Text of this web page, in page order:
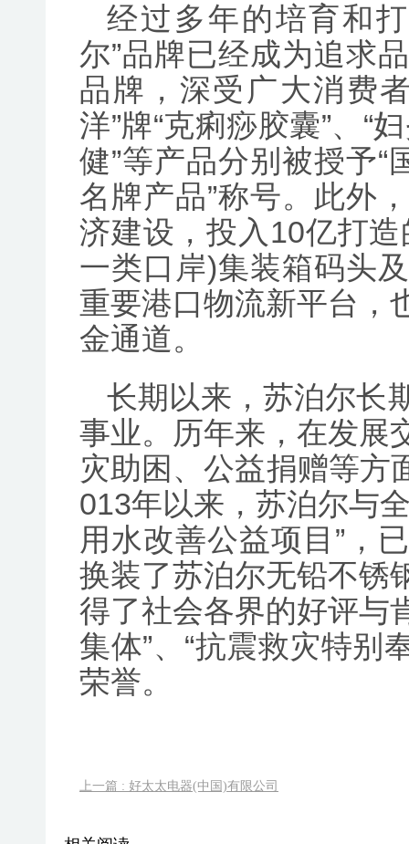
经过多年的培育和
尔”品牌已经成为追求
品牌，深受广大消费
洋”牌“克痢痧胶囊”、“
健”等产品分别被授予“
名牌产品”称号。此外
济建设，投入10亿打
一类口岸)集装箱码头
重要港口物流新平台，
金通道。
长期以来，苏泊尔长
事业。历年来，在发展
灾助困、公益捐赠等方
013年以来，苏泊尔与
用水改善公益项目”，
换装了苏泊尔无铅不锈
得了社会各界的好评与
集体”、“抗震救灾特别
荣誉。
上一篇 : 好太太电器(中国)有限公司